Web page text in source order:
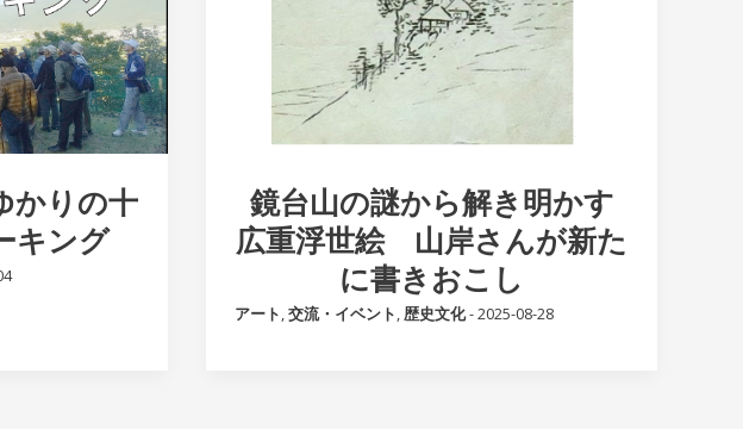
かりの十
キング
鏡台山の謎から解き明かす
広重浮世絵 山岸さんが新た
に書きおこし
アート,交流・イベント,歴史文化-2025-08-28